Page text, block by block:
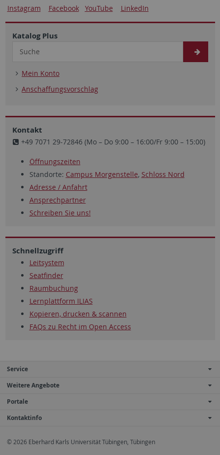
Instagram Facebook YouTube LinkedIn
Katalog Plus
Mein Konto
Anschaffungsvorschlag
Kontakt
+49 7071 29-72846 (Mo – Do 9:00 – 16:00/Fr 9:00 – 15:00)
Öffnungszeiten
Standorte: Campus Morgenstelle, Schloss Nord
Adresse / Anfahrt
Ansprechpartner
Schreiben Sie uns!
Schnellzugriff
Leitsystem
Seatfinder
Raumbuchung
Lernplattform ILIAS
Kopieren, drucken & scannen
FAQs zu Recht im Open Access
Service
Weitere Angebote
Portale
Kontaktinfo
© 2026 Eberhard Karls Universität Tübingen, Tübingen